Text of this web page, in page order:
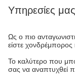
Υπηρεσίες μας
Ως ο πιο
είστε
Το καλύτερο που
σας να αναπτυχθεί